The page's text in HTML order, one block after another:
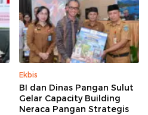
Ekbis
BI dan Dinas Pangan Sulut
Gelar Capacity Building
Neraca Pangan Strategis